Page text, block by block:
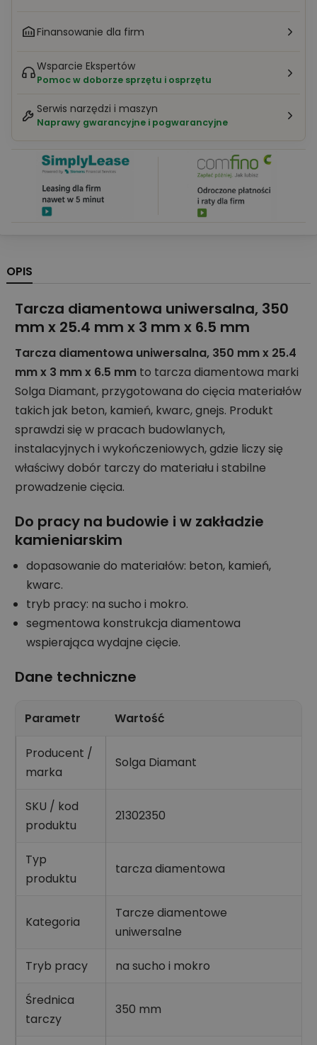
Finansowanie dla firm
Wsparcie Ekspertów
Pomoc w doborze sprzętu i osprzętu
Serwis narzędzi i maszyn
Naprawy gwarancyjne i pogwarancyjne
OPIS
Tarcza diamentowa uniwersalna, 350
mm x 25.4 mm x 3 mm x 6.5 mm
Tarcza diamentowa uniwersalna, 350 mm x 25.4
mm x 3 mm x 6.5 mm to tarcza diamentowa marki
Solga Diamant, przygotowana do cięcia materiałów
takich jak beton, kamień, kwarc, gnejs. Produkt
sprawdzi się w pracach budowlanych,
instalacyjnych i wykończeniowych, gdzie liczy się
właściwy dobór tarczy do materiału i stabilne
prowadzenie cięcia.
Do pracy na budowie i w zakładzie
kamieniarskim
dopasowanie do materiałów: beton, kamień,
kwarc.
tryb pracy: na sucho i mokro.
segmentowa konstrukcja diamentowa
wspierająca wydajne cięcie.
Dane techniczne
Parametr Wartość
Producent /
marka
Solga Diamant
SKU / kod
produktu
21302350
Typ
produktu
tarcza diamentowa
Kategoria
Tarcze diamentowe
uniwersalne
Tryb pracy na sucho i mokro
Średnica
tarczy
350 mm